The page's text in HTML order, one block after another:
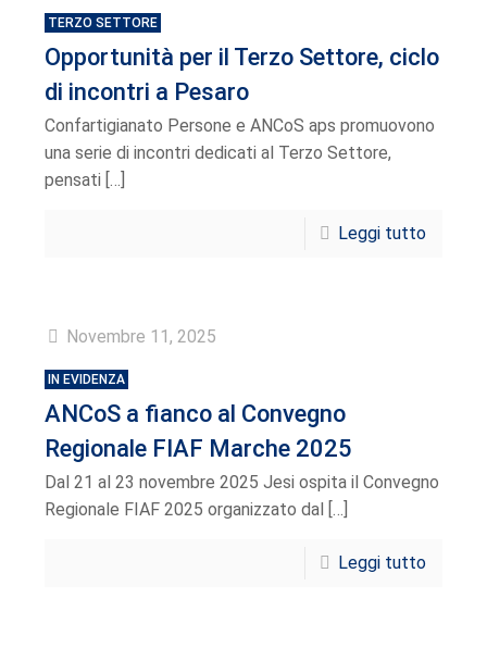
TERZO SETTORE
Opportunità per il Terzo Settore, ciclo
di incontri a Pesaro
Confartigianato Persone e ANCoS aps promuovono
una serie di incontri dedicati al Terzo Settore,
pensati […]
Leggi tutto
Novembre 11, 2025
IN EVIDENZA
ANCoS a fianco al Convegno
Regionale FIAF Marche 2025
Dal 21 al 23 novembre 2025 Jesi ospita il Convegno
Regionale FIAF 2025 organizzato dal […]
Leggi tutto